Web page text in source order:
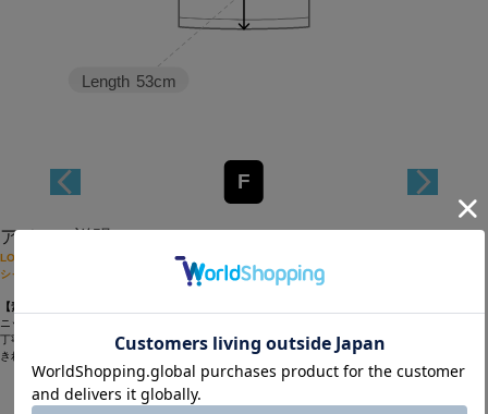
Length 53cm
F
アイテム説明
LOISIRらしさが光る、リネンカットソー。カジュアルながらも品のある夏に嬉しいナチュラルなT
シャツです。
【素材】
ニットのような風合いのリネンカットソー。
丁寧に編みたて、リネン本来のナチュラル感を出した生地。
きれいな目面と、肌触りの良いソフトな風合いがポイントの暑い時期におすすめの素材です。